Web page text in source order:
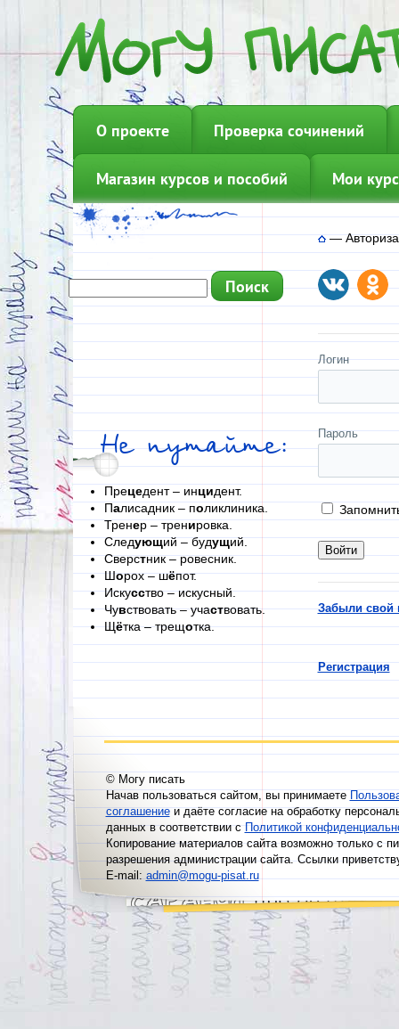
О проекте Проверка сочинений
Магазин курсов и пособий Мои
Не путайте:
Прецедент – инцидент.
Палисадник – поликлиника.
Тренер – тренировка.
Следующий – будущий.
Сверстник – ровесник.
Шорох – шёпот.
Искусство – искусный.
Чувствовать – участвовать.
Щётка – трещотка.
—
Логин
Пароль
Забыли свой
Регистрация
© Могу писать
Начав пользоваться сайтом, вы принимаете
соглашениеи даёте согласие на обработку
данных в соответствии сПолитикой
Копирование материалов сайта возможно только с
разрешения администрации сайта. Ссылки
E-mail:admin@mogu-pisat.ru